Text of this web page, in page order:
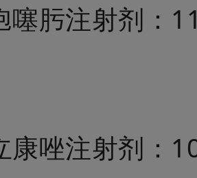
噻肟注射剂：
康唑注射剂：